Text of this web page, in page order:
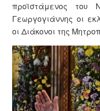
προϊστάμενος του
Γεωργογιάννης οι
οι Διάκονοι της